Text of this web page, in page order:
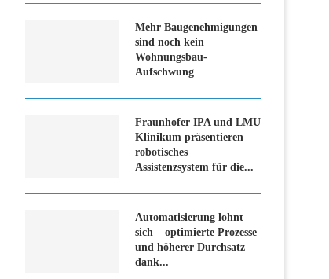
Mehr Baugenehmigungen
sind noch kein
Wohnungsbau-
Aufschwung
Fraunhofer IPA und LMU
Klinikum präsentieren
robotisches
Assistenzsystem für die...
Automatisierung lohnt
sich – optimierte Prozesse
und höherer Durchsatz
dank...